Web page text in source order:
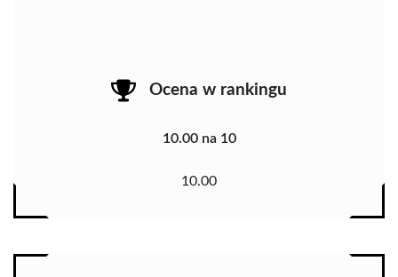
Ocena w rankingu
10.00 na 10
10.00